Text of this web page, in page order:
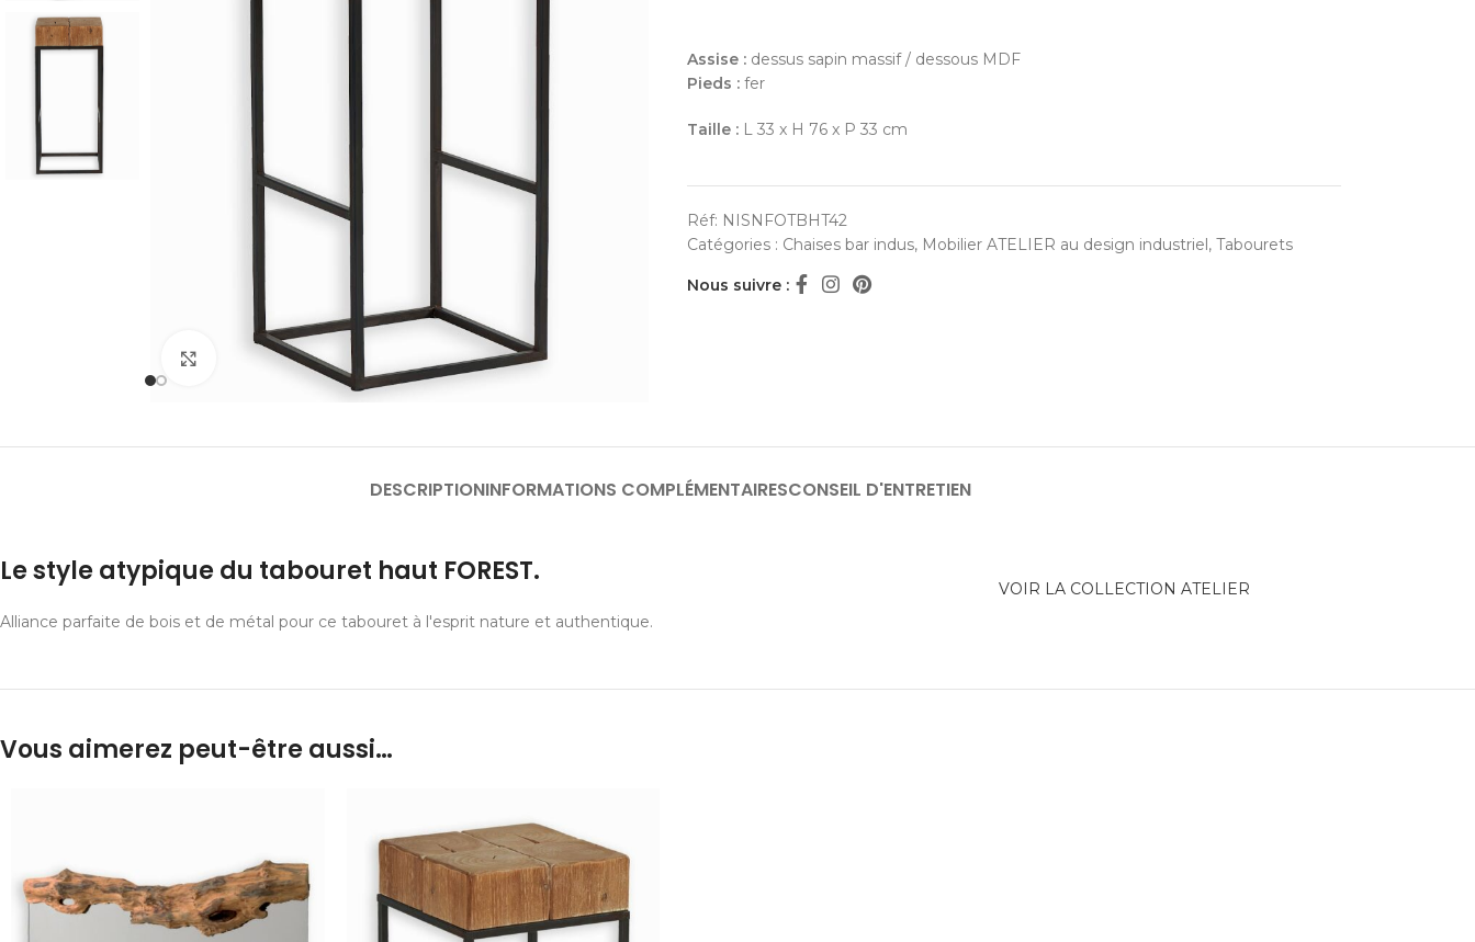
Cliquer pour agrandir
Assise :dessus sapin massif / dessous MDF
Pieds : fer
Taille :L 33 x H 76 x P 33 cm
Réf: NISNFOTBHT42
Catégories : Chaises bar indus, Mobilier ATELIER au design industriel, Tabourets
Nous suivre :
DESCRIPTIONINFORMATIONS COMPLÉMENTAIRESCONSEIL D'ENTRETIEN
Le style atypique du tabouret haut FOREST.
Alliance parfaite de bois et de métal pour ce tabouret à l'esprit nature et authentique.
VOIR LA COLLECTION ATELIER
Vous aimerez peut-être aussi…